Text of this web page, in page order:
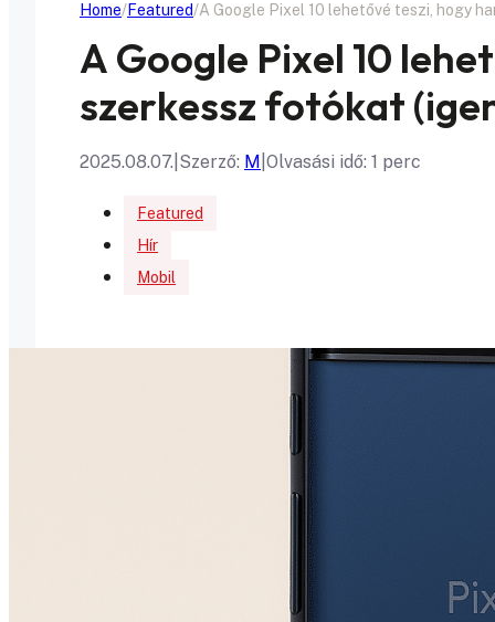
Home Featured A Google Pixel 10 lehetővé teszi, hogy
A Google Pixel 10
szerkessz fotókat
2025.08.07. Szerző: M Olvasási idő: 1 perc
Featured
Hír
Mobil